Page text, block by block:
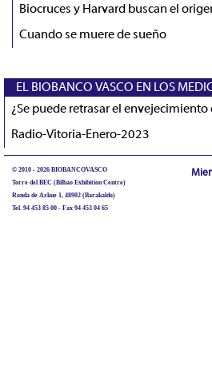
Biocruces y Harvard buscan el
Cuando se muere de sueño
EL BIOBANCO VASCO EN LOS
¿Se puede retrasar el envejecimiento
Radio-Vitoria-Enero-2023
© 2010 - 2026 BIOBANCOVASCO
Torre del BEC (Bilbao Exhibition Centre)
Ronda de Azkue 1, 48902 (Barakaldo)
Tel. 94 453 85 00 - Fax 94 453 04 65